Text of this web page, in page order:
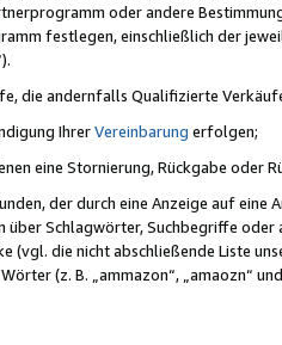
oder andere
festlegen, einschließlich der
die andernfalls Qualifizierte
IhrerVereinbarung erfolgen;
eine Stornierung, Rückgabe oder
der durch eine Anzeige auf
über Schlagwörter, Suchbegriffe
(vgl. die nicht abschließende Liste
(z. B. „ammazon“, „amaozn“